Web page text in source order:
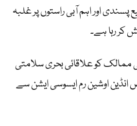
پسندی اور اہم آبی راستوں پر غلبہ
رہا ہے۔
ممالک کو علاقائی بحری سلامتی
اوشین رم ایسوسی ایشن سے